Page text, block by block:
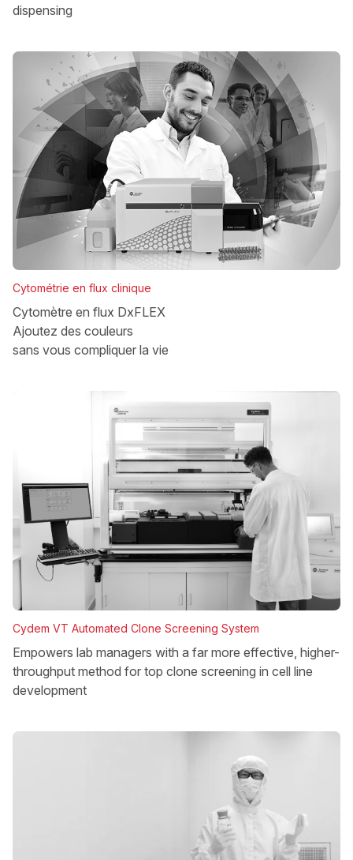
dispensing
Cytométrie en flux clinique
Cytomètre en flux DxFLEX
Ajoutez des couleurs
sans vous compliquer la vie
Cydem VT Automated Clone Screening System
Empowers lab managers with a far more effective, higher-
throughput method for top clone screening in cell line
development